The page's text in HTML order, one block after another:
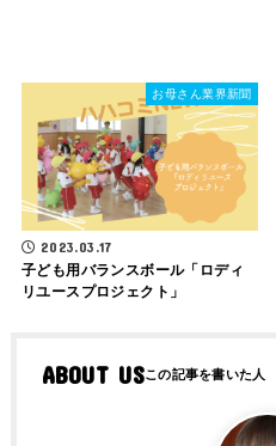
お母さん業界新聞
2023.03.17
子ども用バランスボール「ロディ
リユースプロジェクト」
ABOUT US